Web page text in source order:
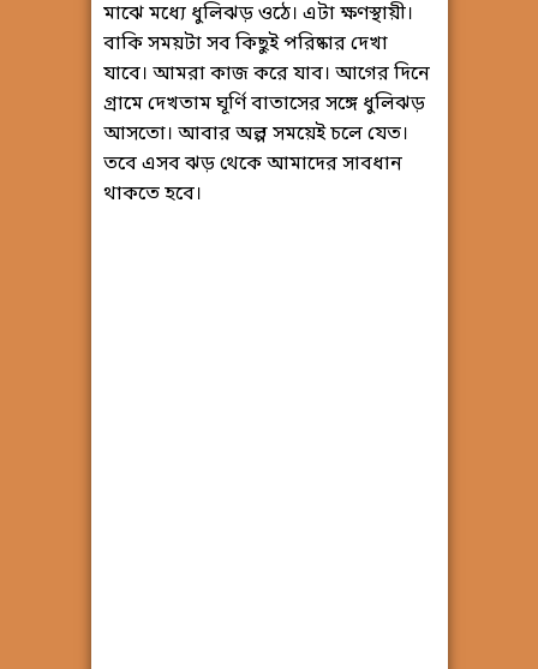
মাঝে মধ্যে ধুলিঝড় ওঠে। এটা ক্ষণস্থায়ী।
বাকি সময়টা সব কিছুই পরিষ্কার দেখা
যাবে। আমরা কাজ করে যাব। আগের দিনে
গ্রামে দেখতাম ঘূর্ণি বাতাসের সঙ্গে ধুলিঝড়
আসতো। আবার অল্প সময়েই চলে যেত।
তবে এসব ঝড় থেকে আমাদের সাবধান
থাকতে হবে।